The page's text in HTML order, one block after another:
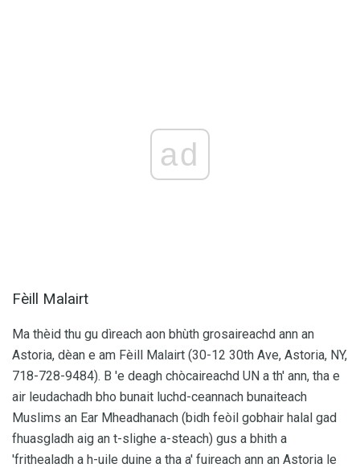
ad
Fèill Malairt
Ma thèid thu gu dìreach aon bhùth grosaireachd ann an
Astoria, dèan e am Fèill Malairt (30-12 30th Ave, Astoria, NY,
718-728-9484). B 'e deagh chòcaireachd UN a th' ann, tha e
air leudachadh bho bunait luchd-ceannach bunaiteach
Muslims an Ear Mheadhanach (bidh feòil gobhair halal gad
fhuasgladh aig an t-slighe a-steach) gus a bhith a
'frithealadh a h-uile duine a tha a' fuireach ann an Astoria le